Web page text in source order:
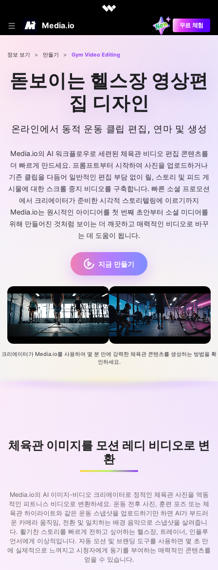
Media.io 무료 체험
정보 보기 > 만들기 > Gym Video Editing
돋보이는 헬스장 영상편
집 디자인
온라인에서 동적 운동 클립 편집, 연마 및 생성
Media.io의 AI 워크플로우로 세련된 체육관 비디오 편집 콘텐츠를
더 빠르게 만드세요. 프롬프트부터 시작하여 사진을 업로드하거나
기존 클립을 다듬어 일반적인 편집 부담 없이 릴, 스토리 및 피드 게
시물에 대한 스크롤 중지 비디오를 구축합니다. 빠른 소셜 프로모션
에서 크리에이터가 준비한 시각적 스토리텔링에 이르기까지
Media.io는 원시적인 아이디어를 첫 번째 초안부터 소셜 미디어를
위해 만들어진 것처럼 보이는 더 깨끗하고 매력적인 비디오로 바꾸
는 데 도움이 됩니다.
지금 만들기
크리에이터가 Media.io를 사용하여 몇 분 만에 강력한 체육관 콘텐츠를 생성하는 방법을 확
인하세요.
체육관 이미지를 모션 레디 비디오로 변
환
Media.io의 AI 이미지-비디오 크리에이터로 정적인 체육관 사진을 역동
적인 피트니스 비디오로 변환하세요. 운동 전후 사진, 훈련 포즈 또는 체
육관 하이라이트와 같은 운동 스냅샷을 업로드하기만 하면 AI가 부드러
운 카메라 움직임, 전환 및 일치하는 배경 음악으로 스냅샷을 살려줍니
다. 활기찬 스토리를 빠르게 전하고 싶어하는 헬스장, 트레이너, 인플루
언서에게 이상적입니다. 자동 모션 및 브랜딩 도구를 사용하면 몇 초 만
에 실제적으로 느껴지고 시청자에게 동기를 부여하는 매력적인 콘텐츠를
얻을 수 있습니다.